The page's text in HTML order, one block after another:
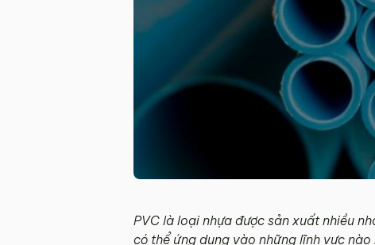
PVC là loại nhựa được sản xuất nhiều
có thể ứng dụng vào những lĩnh vực